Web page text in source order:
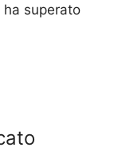
ha superato